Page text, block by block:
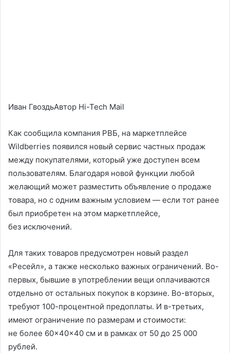
Иван ГвоздьАвтор Hi-Tech Mail
Как сообщила компания РВБ, на маркетплейсе
Wildberries появился новый сервис частных продаж
между покупателями, который уже доступен всем
пользователям. Благодаря новой функции любой
желающий может разместить объявление о продаже
товара, но с одним важным условием — если тот ранее
был приобретен на этом маркетплейсе,
без исключений.
Для таких товаров предусмотрен новый раздел
«Ресейл», а также несколько важных ограничений. Во-
первых, бывшие в употреблении вещи оплачиваются
отдельно от остальных покупок в корзине. Во-вторых,
требуют 100-процентной предоплаты. И в-третьих,
имеют ограничение по размерам и стоимости:
не более 60×40×40 см и в рамках от 50 до 25 000
рублей.